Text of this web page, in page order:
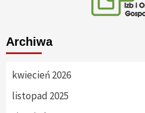
Archiwa
kwiecień 2026
listopad 2025